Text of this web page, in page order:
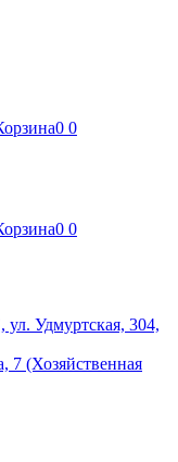
0 0
0 0
Удмуртская, 304,
7 (Хозяйственная